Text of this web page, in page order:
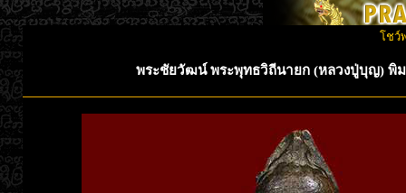
โชว์
พระชัยวัฒน์ พระพุทธวิถีนายก (หลวงปู่บุญ) พิม